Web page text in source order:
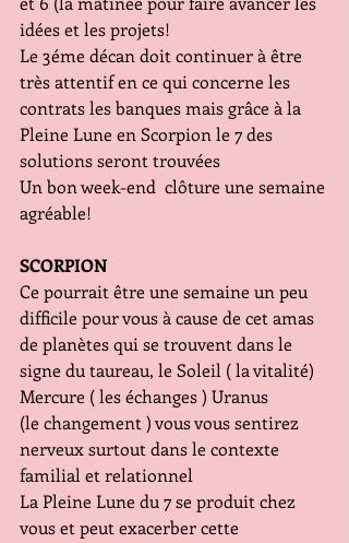
idées et les projets!
Le 3éme décan doit continuer à être
très attentif en ce qui concerne les
contrats les banques mais grâce à la
Pleine Lune en Scorpion le 7 des
solutions seront trouvées
Un bon week-end  clôture une semaine
agréable!
SCORPION
Ce pourrait être une semaine un peu
difficile pour vous à cause de cet amas
de planètes qui se trouvent dans le
signe du taureau, le Soleil ( la vitalité)
Mercure ( les échanges ) Uranus
(le changement ) vous vous sentirez
nerveux surtout dans le contexte
familial et relationnel
La Pleine Lune du 7 se produit chez
vous et peut exacerber cette